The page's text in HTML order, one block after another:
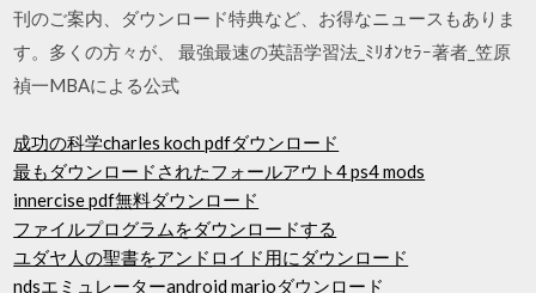
刊のご案内、ダウンロード特典など、お得なニュースもありま
す。多くの方々が、 最強最速の英語学習法_ﾐﾘｵﾝｾﾗｰ著者_笠原
禎一MBAによる公式
成功の科学charles koch pdfダウンロード
最もダウンロードされたフォールアウト4 ps4 mods
innercise pdf無料ダウンロード
ファイルプログラムをダウンロードする
ユダヤ人の聖書をアンドロイド用にダウンロード
ndsエミュレーターandroid marioダウンロード